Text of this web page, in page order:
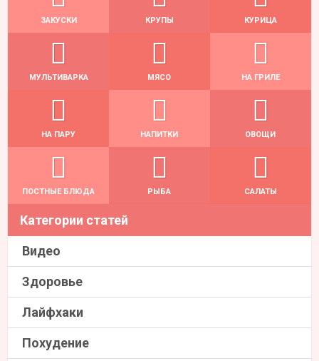
ЗАКУСКИ КРУПЫ КУРИЦА
МУЛЬТИВАРКА МЯСО НА ГРИЛЕ
НА ПАРУ НАПИТКИ ОВОЩИ
ПОСТНЫЕ БЛЮДА РЫБА САЛАТЫ
Категории статей
Видео
Здоровье
Лайфхаки
Похудение